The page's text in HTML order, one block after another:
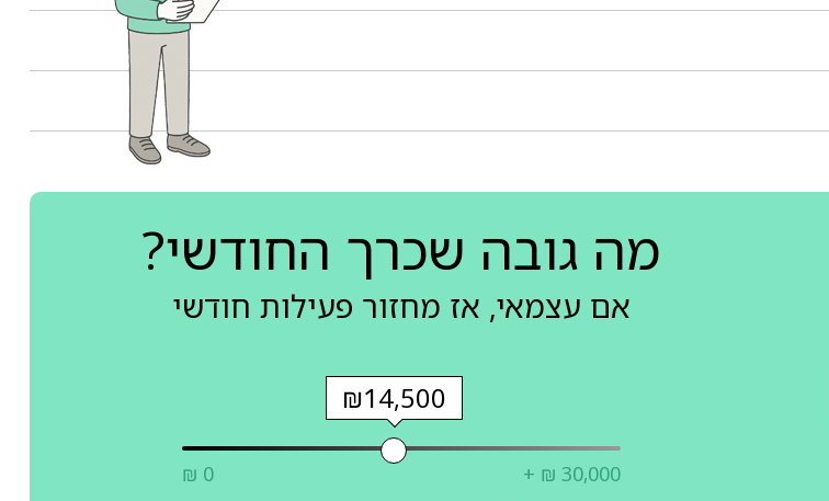
מה גובה שכרך החודשי?
אם עצמאי, אז מחזור פעילות חודשי
₪14,500
₪ 0 + ₪ 30,000